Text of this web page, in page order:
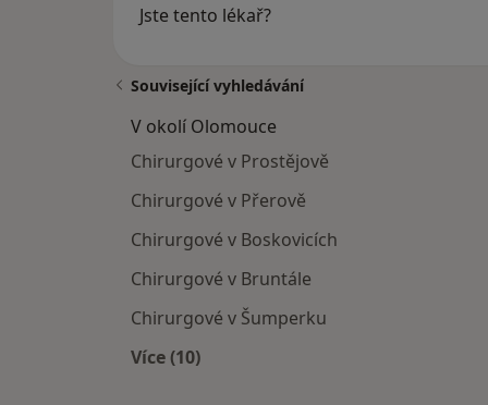
Jste tento lékař?
Související vyhledávání
V okolí Olomouce
Chirurgové v Prostějově
Chirurgové v Přerově
Chirurgové v Boskovicích
Chirurgové v Bruntále
Chirurgové v Šumperku
Více (10)